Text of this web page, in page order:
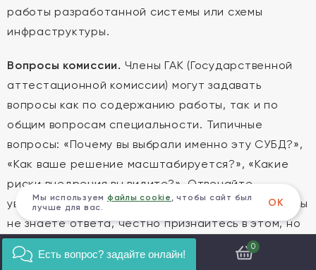
работы разработанной системы или схемы
инфраструктуры.
Вопросы комиссии. Члены ГАК (Государственной
аттестационной комиссии) могут задавать
вопросы как по содержанию работы, так и по
общим вопросам специальности. Типичные
вопросы: «Почему вы выбрали именно эту СУБД?»,
«Как ваше решение масштабируется?», «Какие
риски внедрения вы видите?». Отвечайте
уверенно, опираясь на данные из диплома. Если вы
не знаете ответа, честно признайтесь в этом, но
предложите гипотезу или направление для
дальнейшего изучения.
0
Мы используем файлы cookie , чтобы сайт был
лучше для вас.
ОК
Есть вопрос? задайте онлайн!